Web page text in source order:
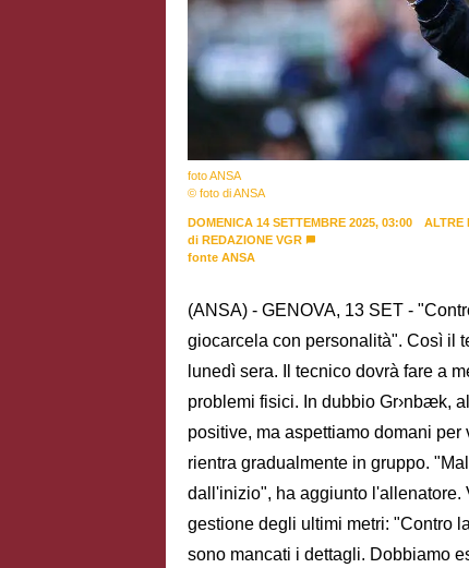
foto ANSA
© foto di ANSA
DOMENICA 14 SETTEMBRE 2025, 03:00
ALTRE
di REDAZIONE VGR
fonte ANSA
(ANSA) - GENOVA, 13 SET -
giocarcela con personalità". Così il
lunedì sera. Il tecnico dovrà fare a
problemi fisici. In dubbio Gr›nbæk,
positive, ma aspettiamo domani
rientra gradualmente in gruppo.
dall'inizio", ha aggiunto
gestione degli ultimi metri: "Contro
sono mancati i dettagli. Dobbiamo